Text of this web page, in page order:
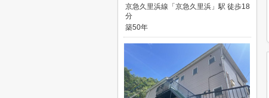
京急久里浜線「京急久里浜」駅 徒歩18
分
築50年